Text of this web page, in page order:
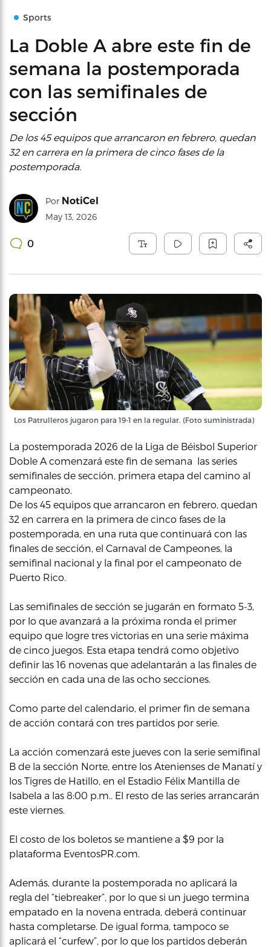
Sports
La Doble A abre este fin de
semana la postemporada
con las semifinales de
sección
De los 45 equipos que arrancaron en febrero, quedan
32 en carrera en la primera de cinco fases de la
postemporada.
Por NotiCel
May 13, 2026
0
Los Patrulleros jugaron para 19-1 en la regular. (Foto suministrada)
La postemporada 2026 de la Liga de Béisbol Superior
Doble A comenzará este fin de semana las series
semifinales de sección, primera etapa del camino al
campeonato.
De los 45 equipos que arrancaron en febrero, quedan
32 en carrera en la primera de cinco fases de la
postemporada, en una ruta que continuará con las
finales de sección, el Carnaval de Campeones, la
semifinal nacional y la final por el campeonato de
Puerto Rico.
Las semifinales de sección se jugarán en formato 5-3,
por lo que avanzará a la próxima ronda el primer
equipo que logre tres victorias en una serie máxima
de cinco juegos. Esta etapa tendrá como objetivo
definir las 16 novenas que adelantarán a las finales de
sección en cada una de las ocho secciones.
Como parte del calendario, el primer fin de semana
de acción contará con tres partidos por serie.
La acción comenzará este jueves con la serie semifinal
B de la sección Norte, entre los Atenienses de Manatí y
los Tigres de Hatillo, en el Estadio Félix Mantilla de
Isabela a las 8:00 p.m.. El resto de las series arrancarán
este viernes.
El costo de los boletos se mantiene a $9 por la
plataforma EventosPR.com.
Además, durante la postemporada no aplicará la
regla del “tiebreaker”, por lo que si un juego termina
empatado en la novena entrada, deberá continuar
hasta completarse. De igual forma, tampoco se
aplicará el “curfew”, por lo que los partidos deberán